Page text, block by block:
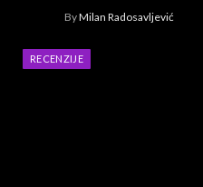
ByMilan Radosavljević
RECENZIJE